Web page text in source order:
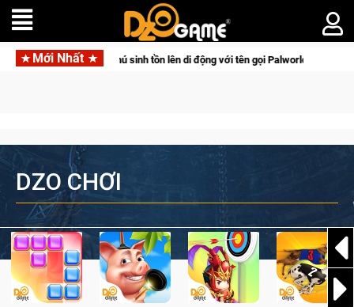
Mới Nhất
tấn săn thú sinh tồn lên di động với tên gọi Palworld Online
DZO CHƠI